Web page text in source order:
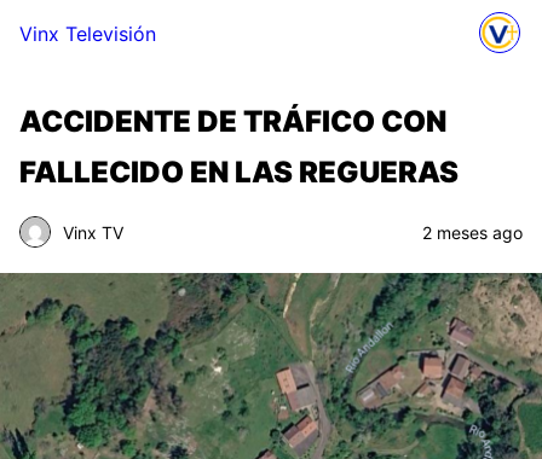
Vinx Televisión
ACCIDENTE DE TRÁFICO CON
FALLECIDO EN LAS REGUERAS
Vinx TV 2 meses ago